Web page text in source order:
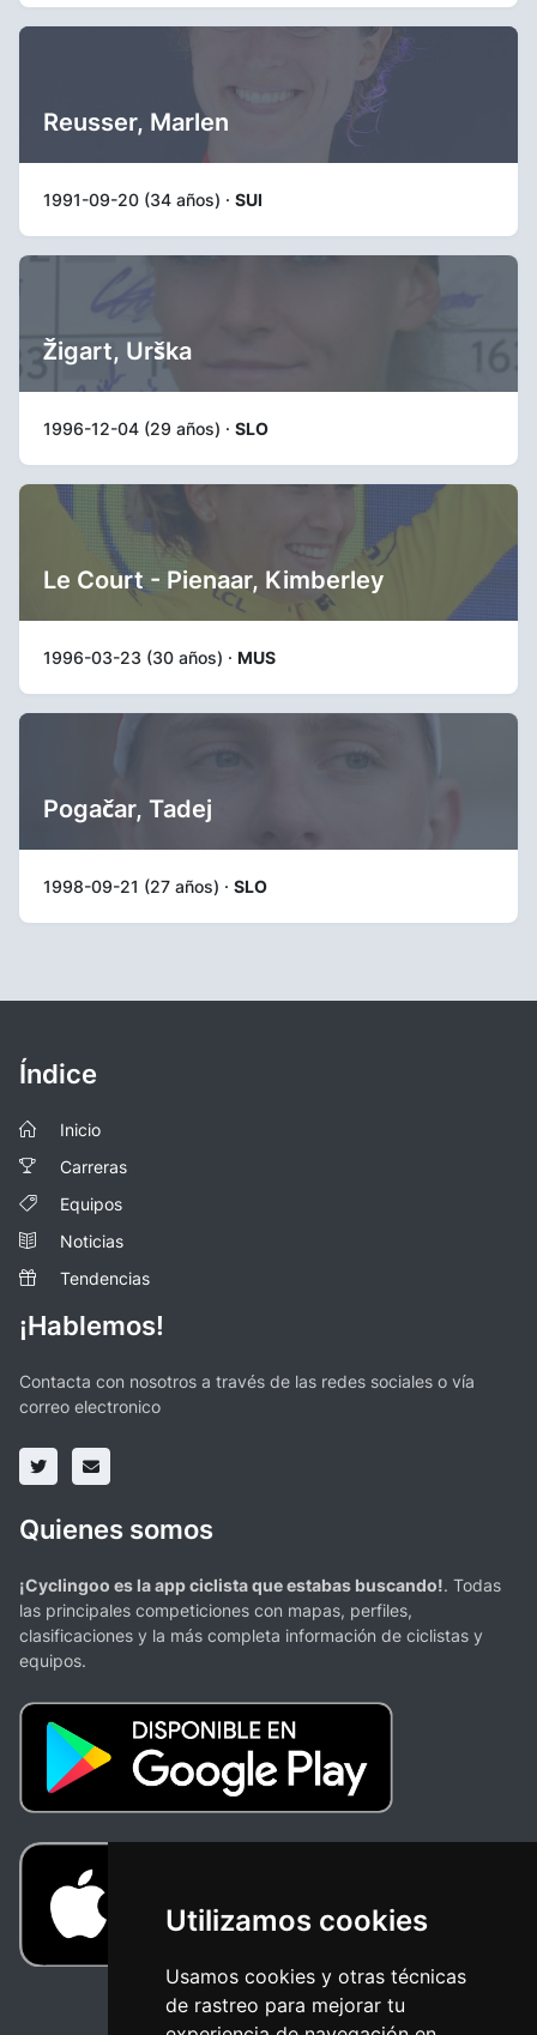
Utilizamos cookies
Usamos cookies y otras técnicas
de rastreo para mejorar tu
Reusser, Marlen
1991-09-20 (34 años) · SUI
Žigart, Urška
1996-12-04 (29 años) · SLO
Le Court - Pienaar, Kimberley
1996-03-23 (30 años) · MUS
Pogačar, Tadej
1998-09-21 (27 años) · SLO
Índice
Inicio
Carreras
Equipos
Noticias
Tendencias
¡Hablemos!
Contacta con nosotros a través de las redes sociales o vía
correo electronico
Quienes somos
¡Cyclingoo es la app ciclista que estabas buscando!. Todas
las principales competiciones con mapas, perfiles,
clasificaciones y la más completa información de ciclistas y
equipos.